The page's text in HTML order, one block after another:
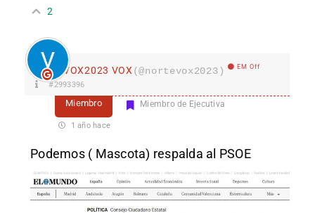
2
VOX2023 VOX (@nortevox2023) EM Off
#2993396
Miembro Miembro de Ejecutiva
1 año hace
Podemos ( Mascota) respalda al PSOE